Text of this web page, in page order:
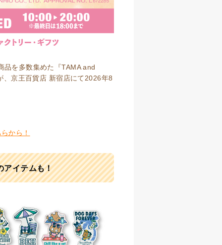
品を多数集めた『TAMA and
京王百貨店 新宿店にて2026年8
から！
アイテムも！